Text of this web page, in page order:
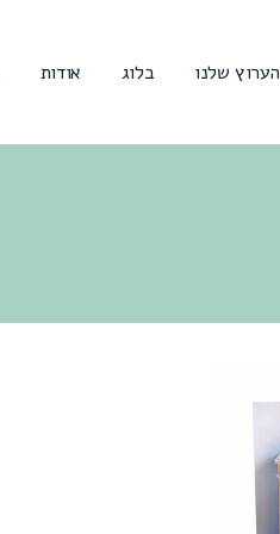
הערוץ שלנו בלוג אודות